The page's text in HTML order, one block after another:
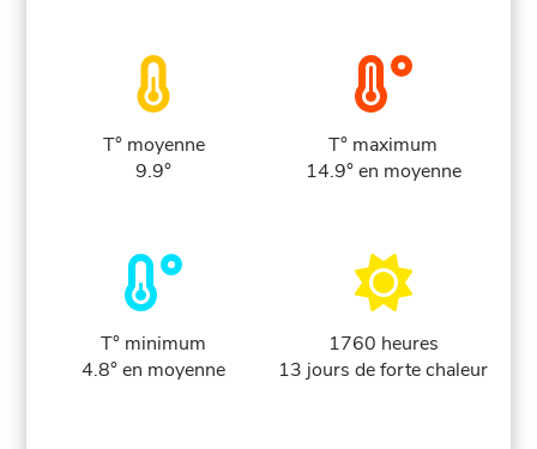
T° moyenne
9.9°
T° maximum
14.9° en moyenne
T° minimum
4.8° en moyenne
1760 heures
13 jours de forte chaleur